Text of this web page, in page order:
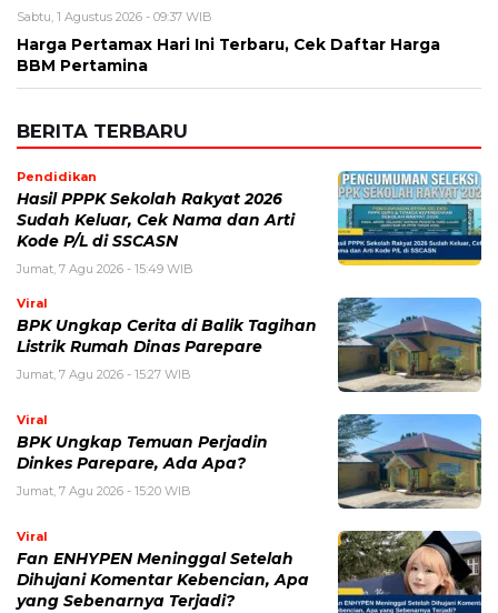
Sabtu, 1 Agustus 2026 - 09:37 WIB
Harga Pertamax Hari Ini Terbaru, Cek Daftar Harga
BBM Pertamina
BERITA TERBARU
Pendidikan
Hasil PPPK Sekolah Rakyat 2026
Sudah Keluar, Cek Nama dan Arti
Kode P/L di SSCASN
Jumat, 7 Agu 2026 - 15:49 WIB
Viral
BPK Ungkap Cerita di Balik Tagihan
Listrik Rumah Dinas Parepare
Jumat, 7 Agu 2026 - 15:27 WIB
Viral
BPK Ungkap Temuan Perjadin
Dinkes Parepare, Ada Apa?
Jumat, 7 Agu 2026 - 15:20 WIB
Viral
Fan ENHYPEN Meninggal Setelah
Dihujani Komentar Kebencian, Apa
yang Sebenarnya Terjadi?